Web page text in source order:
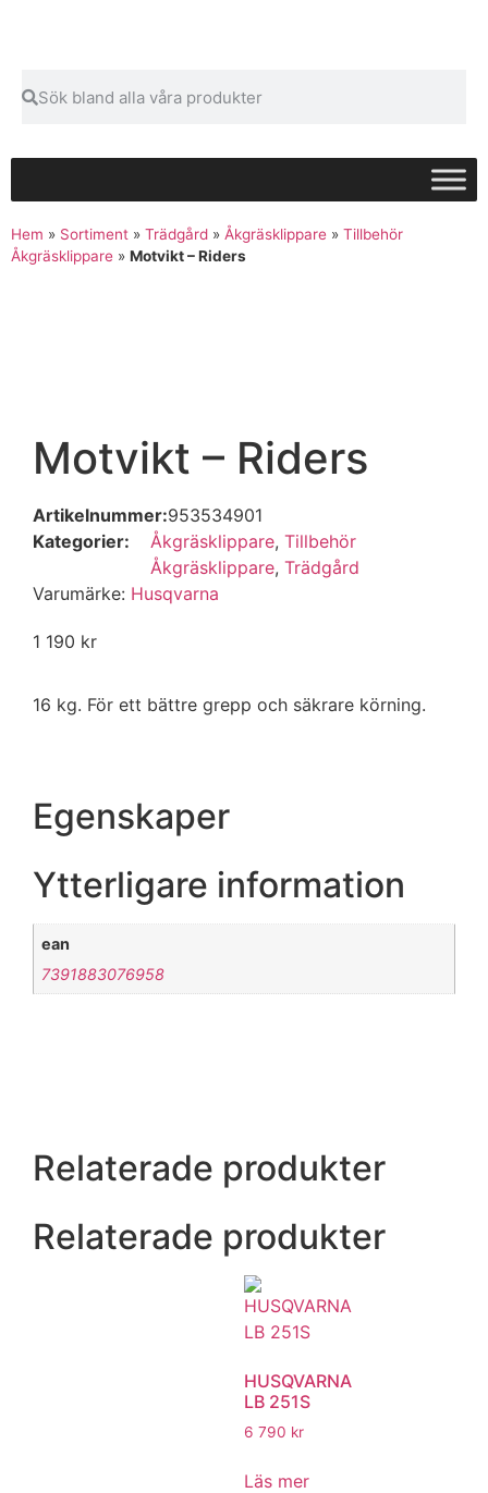
Hem » Sortiment » Trädgård » Åkgräsklippare » Tillbehör
Åkgräsklippare » Motvikt – Riders
Motvikt – Riders
Artikelnummer:953534901
Kategorier:
Åkgräsklippare, Tillbehör
Åkgräsklippare, Trädgård
Varumärke: Husqvarna
1 190 kr
16 kg. För ett bättre grepp och säkrare körning.
Egenskaper
Ytterligare information
ean
7391883076958
Relaterade produkter
Relaterade produkter
HUSQVARNA
LB 251S
6 790 kr
Läs mer